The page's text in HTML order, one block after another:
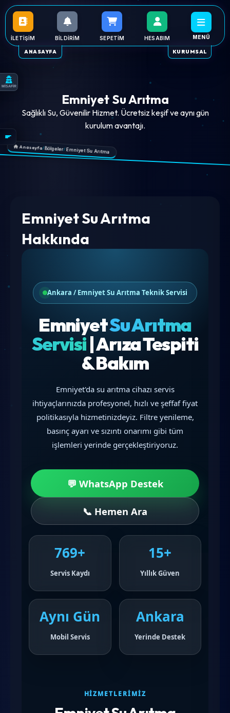
ANASAYFA KURUMSAL
İLETIŞIM BILDIRIM SEPETIM HESABIM MENÜ
Emniyet Su Arıtma
Sağlıklı Su, Güvenilir Hizmet. Ücretsiz keşif ve aynı gün
kurulum avantajı.
Anasayfa/Bölgeler/Emniyet Su Arıtma
Emniyet Su Arıtma
Hakkında
Ankara / Emniyet Su Arıtma Teknik Servisi
EmniyetSu Arıtma
Servisi| Arıza Tespiti
& Bakım
Emniyet'da su arıtma cihazı servis
ihtiyaçlarınızda profesyonel, hızlı ve şeffaf fiyat
politikasıyla hizmetinizdeyiz. Filtre yenileme,
basınç ayarı ve sızıntı onarımı gibi tüm
işlemleri yerinde gerçekleştiriyoruz.
💬 WhatsApp Destek
📞 Hemen Ara
769+
Servis Kaydı
15+
Yıllık Güven
Aynı Gün
Mobil Servis
Ankara
Yerinde Destek
HIZMETLERIMIZ
MİSAFİR